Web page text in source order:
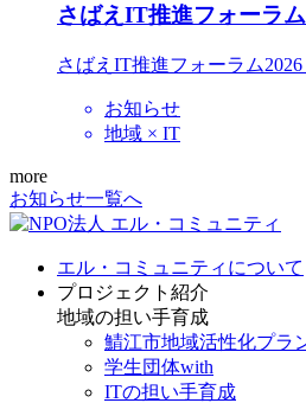
さばえIT推進フォーラ
さばえIT推進フォーラム
お知らせ
地域 × IT
more
お知らせ一覧へ
エル・コミュニティについて
プロジェクト紹介
地域の担い手育成
鯖江市地域活性化プラ
学生団体with
ITの担い手育成